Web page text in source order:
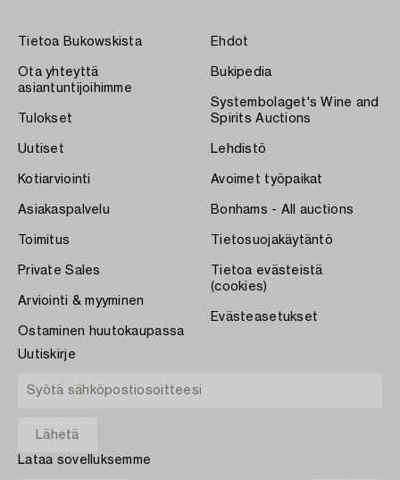
Tietoa Bukowskista
Ota yhteyttä
asiantuntijoihimme
Tulokset
Uutiset
Kotiarviointi
Asiakaspalvelu
Toimitus
Private Sales
Arviointi & myyminen
Ostaminen huutokaupassa
Ehdot
Bukipedia
Systembolaget's Wine and
Spirits Auctions
Lehdistö
Avoimet työpaikat
Bonhams - All auctions
Tietosuojakäytäntö
Tietoa evästeistä
(cookies)
Evästeasetukset
Uutiskirje
Lataa sovelluksemme